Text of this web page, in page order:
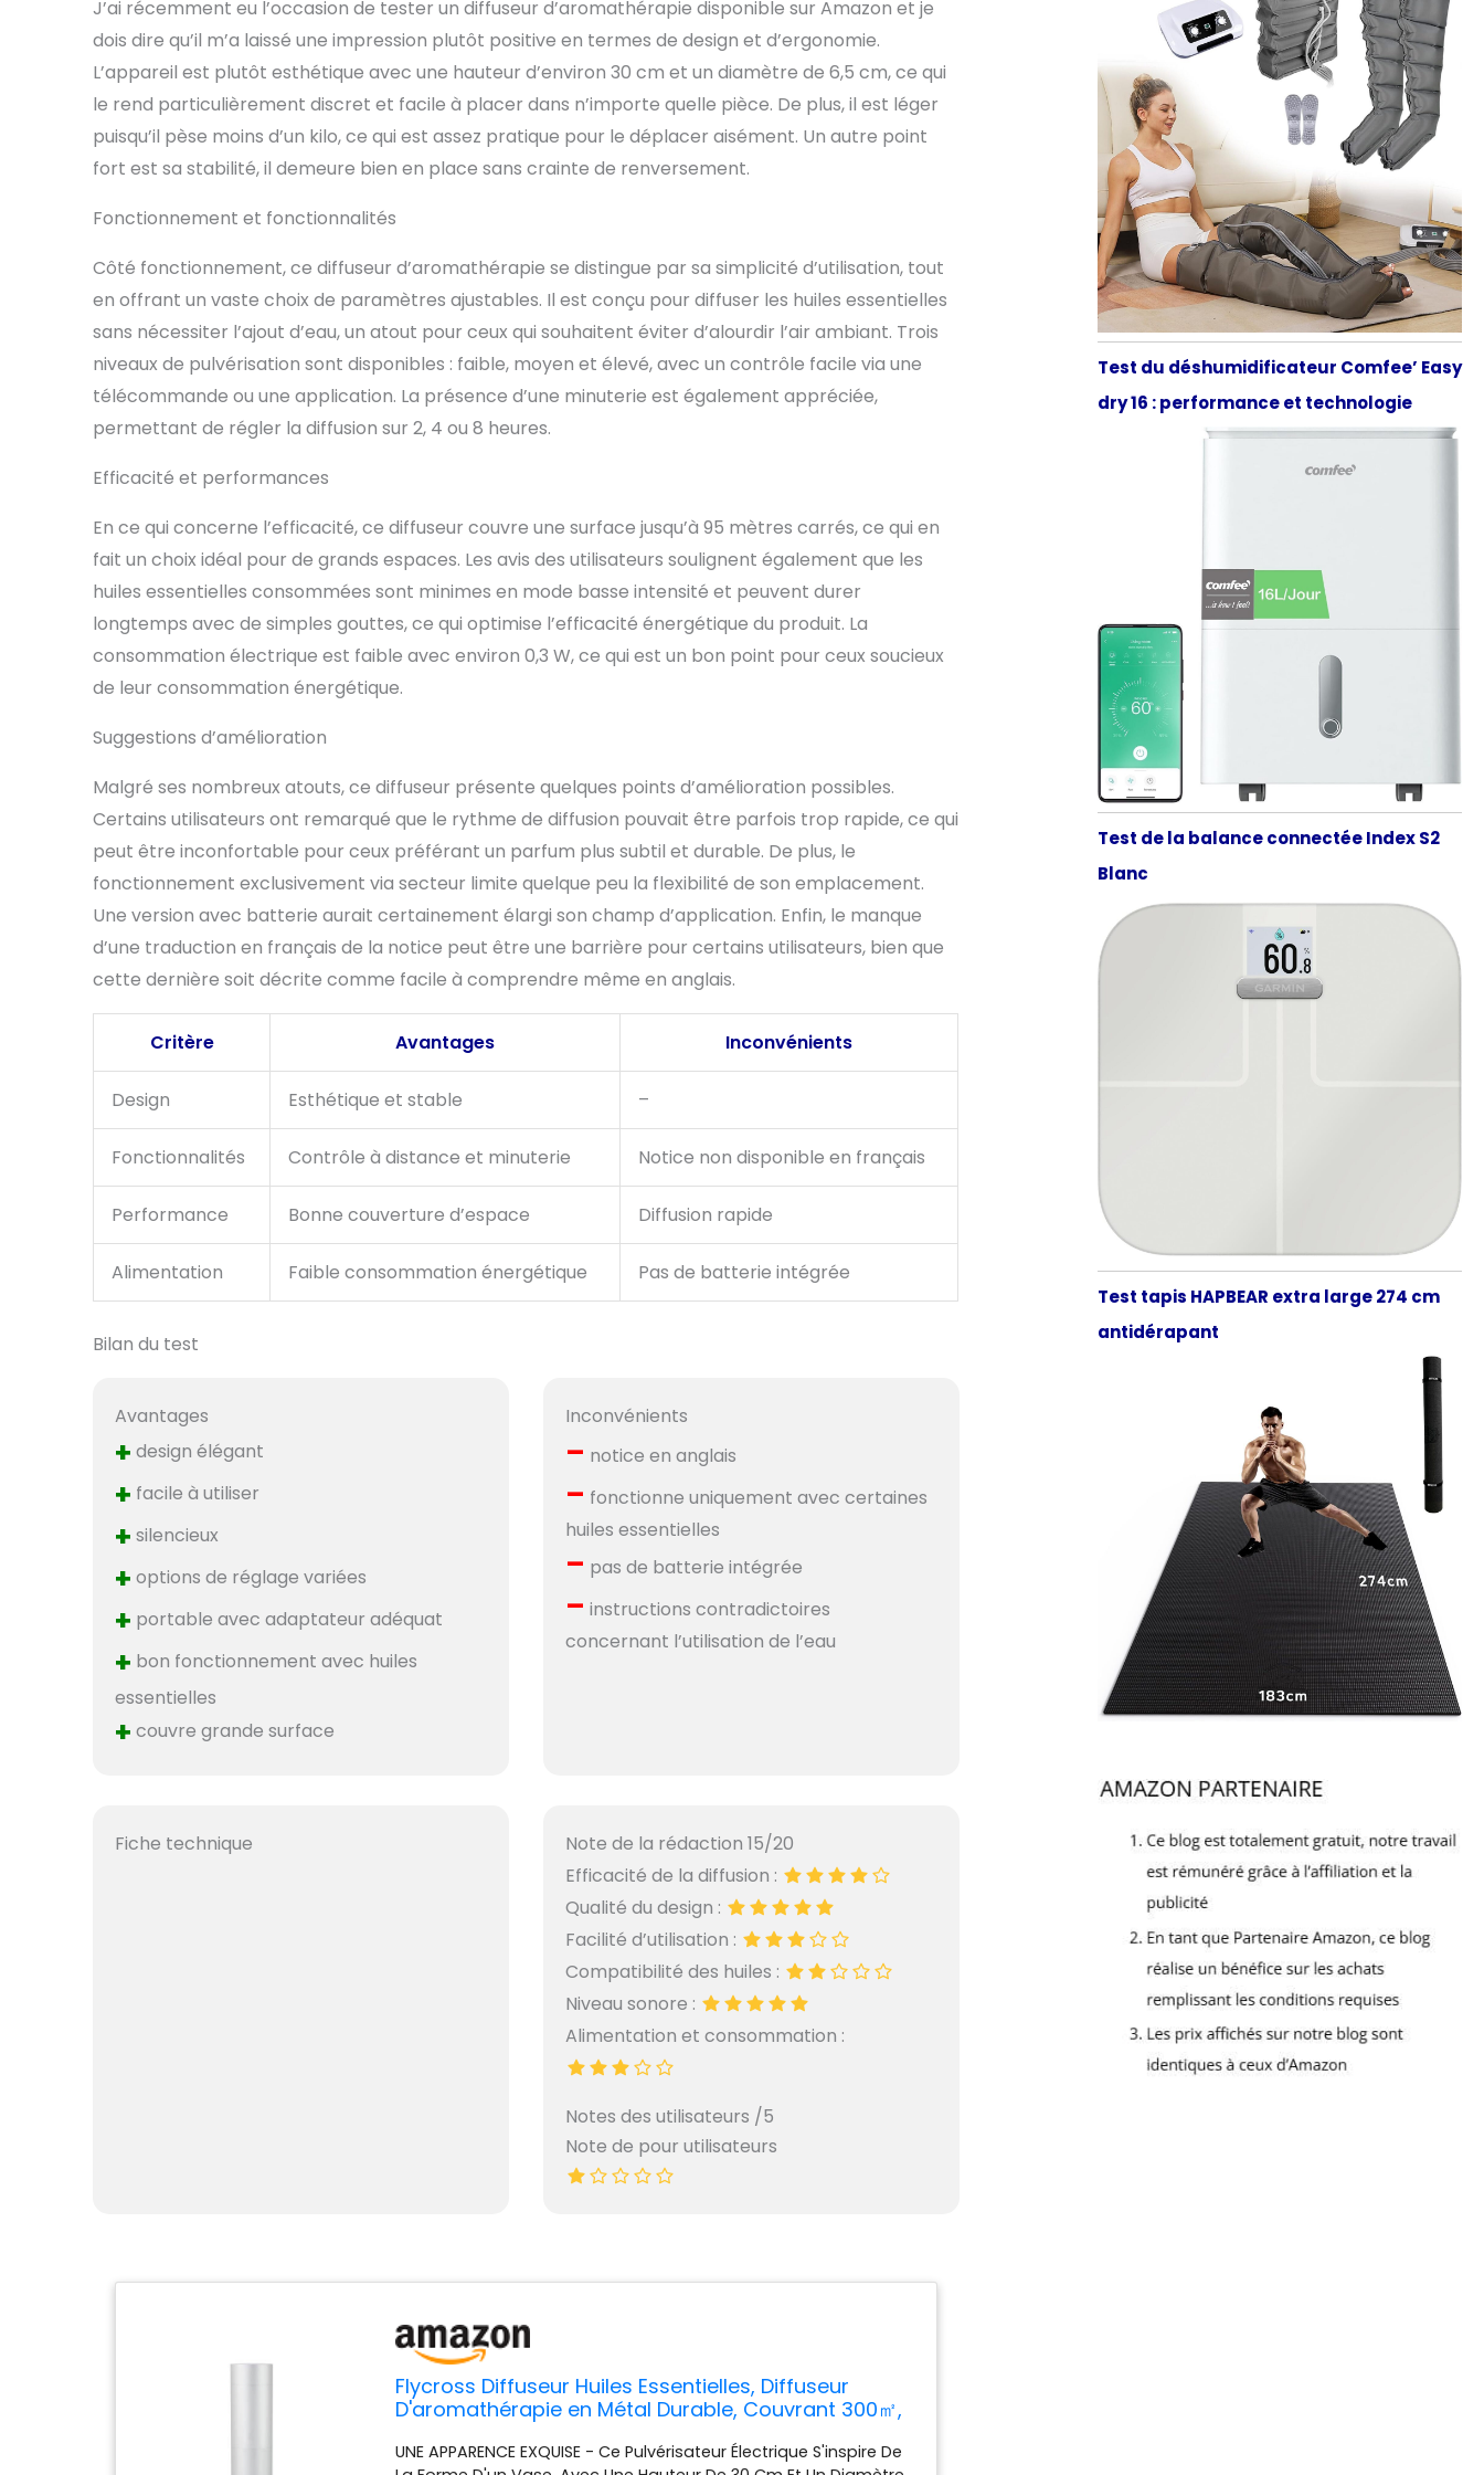
Diffusion De La Brume (LOW/MEDIUM/HIGH).Il Suffit D'appuyer Sur
Un Bouton, Sans Avoir À Se Déplacer CONVIENT À DE NOMBREUSES
OCCASIONS - Le Diffuseur De Parfum Peut Être Utilisé Dans De
Nombreux Endroits, Non Seulement À La Maison, Mais Aussi Dans
Les Bureaux, Les Hôtels Et Les Magasins.Il Suffit D'ajouter Des
Huiles Essentielles Pour Diffuseur Et L'espace Devient Une Aroma
Zone. APPLICATION ET GARANTIE - Nous Vous Offrons Une
Garantie GRATUITE. N'hésitez Pas À Nous Contacter Pour Tout
J’ai récemment eu l’occasion de tester un diffuseur d’aromathérapie disponible sur Amazon et je
dois dire qu’il m’a laissé une impression plutôt positive en termes de design et d’ergonomie.
L’appareil est plutôt esthétique avec une hauteur d’environ 30 cm et un diamètre de 6,5 cm, ce qui
le rend particulièrement discret et facile à placer dans n’importe quelle pièce. De plus, il est léger
puisqu’il pèse moins d’un kilo, ce qui est assez pratique pour le déplacer aisément. Un autre point
fort est sa stabilité, il demeure bien en place sans crainte de renversement.
Fonctionnement et fonctionnalités
Côté fonctionnement, ce diffuseur d’aromathérapie se distingue par sa simplicité d’utilisation, tout
en offrant un vaste choix de paramètres ajustables. Il est conçu pour diffuser les huiles essentielles
sans nécessiter l’ajout d’eau, un atout pour ceux qui souhaitent éviter d’alourdir l’air ambiant. Trois
niveaux de pulvérisation sont disponibles : faible, moyen et élevé, avec un contrôle facile via une
télécommande ou une application. La présence d’une minuterie est également appréciée,
permettant de régler la diffusion sur 2, 4 ou 8 heures.
Efficacité et performances
En ce qui concerne l’efficacité, ce diffuseur couvre une surface jusqu’à 95 mètres carrés, ce qui en
fait un choix idéal pour de grands espaces. Les avis des utilisateurs soulignent également que les
huiles essentielles consommées sont minimes en mode basse intensité et peuvent durer
longtemps avec de simples gouttes, ce qui optimise l’efficacité énergétique du produit. La
consommation électrique est faible avec environ 0,3 W, ce qui est un bon point pour ceux soucieux
de leur consommation énergétique.
Suggestions d’amélioration
Malgré ses nombreux atouts, ce diffuseur présente quelques points d’amélioration possibles.
Certains utilisateurs ont remarqué que le rythme de diffusion pouvait être parfois trop rapide, ce qui
peut être inconfortable pour ceux préférant un parfum plus subtil et durable. De plus, le
fonctionnement exclusivement via secteur limite quelque peu la flexibilité de son emplacement.
Une version avec batterie aurait certainement élargi son champ d’application. Enfin, le manque
d’une traduction en français de la notice peut être une barrière pour certains utilisateurs, bien que
cette dernière soit décrite comme facile à comprendre même en anglais.
Critère Avantages Inconvénients
Design Esthétique et stable –
Fonctionnalités Contrôle à distance et minuterie Notice non disponible en français
Performance Bonne couverture d’espace Diffusion rapide
Alimentation Faible consommation énergétique Pas de batterie intégrée
Bilan du test
Avantages
+ design élégant
+ facile à utiliser
+ silencieux
+ options de réglage variées
+ portable avec adaptateur adéquat
+ bon fonctionnement avec huiles
essentielles
+ couvre grande surface
Inconvénients
– notice en anglais
– fonctionne uniquement avec certaines
huiles essentielles
– pas de batterie intégrée
– instructions contradictoires
concernant l’utilisation de l’eau
Fiche technique
Note de la rédaction 15/20
Efficacité de la diffusion :
Qualité du design :
Facilité d’utilisation :
Compatibilité des huiles :
Niveau sonore :
Alimentation et consommation :
Notes des utilisateurs /5
Note de pour utilisateurs
Flycross Diffuseur Huiles Essentielles, Diffuseur
D'aromathérapie en Métal Durable, Couvrant 300㎡,
pour Grande Piece, Bureau, Hotel, Le Argenté
UNE APPARENCE EXQUISE - Ce Pulvérisateur Électrique S'inspire De
Test du déshumidificateur Comfee’ Easy
dry 16 : performance et technologie
Test de la balance connectée Index S2
Blanc
Test tapis HAPBEAR extra large 274 cm
antidérapant